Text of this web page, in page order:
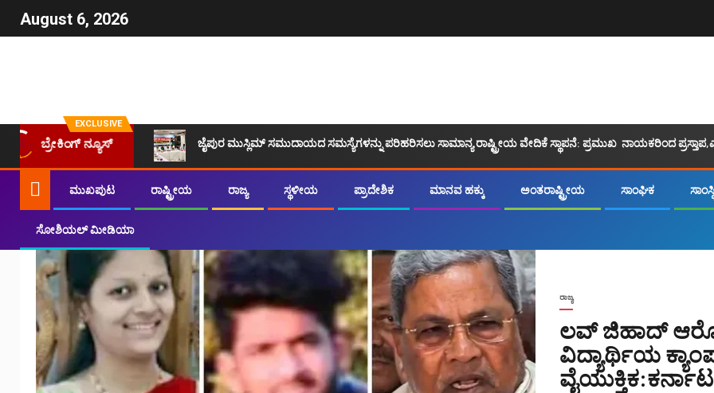
August 6, 2026
EXCLUSIVE
ಬ್ರೇಕಿಂಗ್ ನ್ಯೂಸ್ ಜೈಪುರ ಮುಸ್ಲಿಮ್ ಸಮುದಾಯದ ಸಮಸ್ಯೆಗಳನ್ನು ಪರಿಹರಿಸಲು ಸಾಮಾನ್ಯ ರಾಷ್ಟ್ರೀಯ ವೇದಿಕೆ ಸ್ಥಾಪನೆ: ಪ್ರಮುಖ ನಾಯಕರಿಂದ
ಮುಖಪುಟ ರಾಷ್ಟ್ರೀಯ ರಾಜ್ಯ ಸ್ಥಳೀಯ ಪ್ರಾದೇಶಿಕ ಮಾನವ ಹಕ್ಕು ಅಂತರಾಷ್ಟ್ರೀಯ ಸಾಂಘಿಕ
ಸೋಶಿಯಲ್ ಮೀಡಿಯಾ
ರಾಜ್ಯ
ಲವ್ ಜಿಹಾದ್
ವಿದ್ಯಾರ್ಥಿಯ